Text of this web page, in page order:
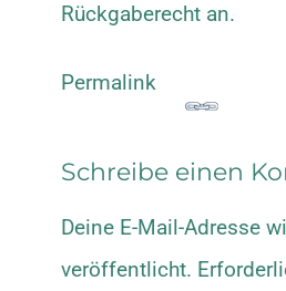
Rückgaberecht an.
Permalink
Schreibe einen
Deine E-Mail-Adresse
veröffentlicht.